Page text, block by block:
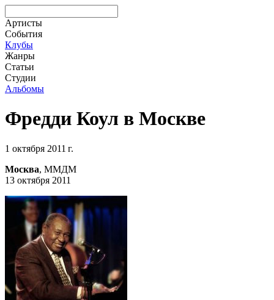
Артисты
События
Клубы
Жанры
Статьи
Студии
Альбомы
Фредди Коул в Москве
1 октября 2011 г.
Москва, ММДМ
13 октября 2011